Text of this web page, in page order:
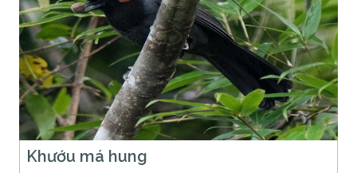
Khướu má hung